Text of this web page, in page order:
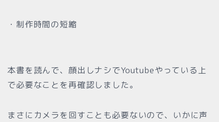
・制作時間の短縮
本書を読んで、顔出しナシでYoutubeやっている上
で必要なことを再確認しました。
まさにカメラを回すことも必要ないので、いかに声